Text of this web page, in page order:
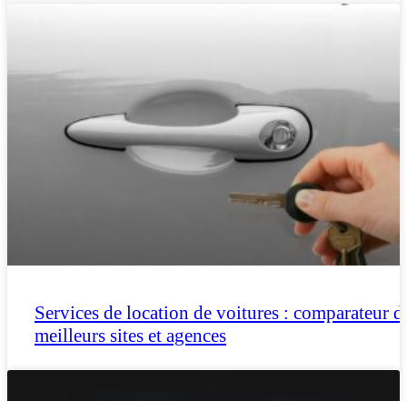
Services de location de voitures : comparateur
meilleurs sites et agences